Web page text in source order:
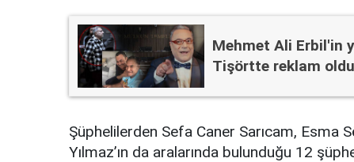
Mehmet Ali Erbil'in
Tişörtte reklam
Şüphelilerden Sefa Caner Sarıcam,
Yılmaz’ın da aralarında bulunduğu 12